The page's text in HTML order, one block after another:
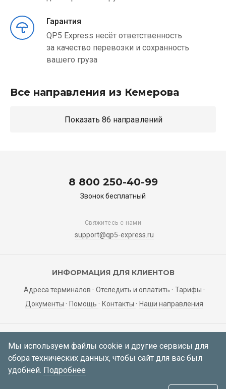
Гарантия
QP5 Express несёт ответственность
за качество перевозки и сохранность
вашего груза
Все направления из Кемерова
Показать 86 направлений
8 800 250-40-99
Звонок бесплатный
Свяжитесь с нами
support@qp5-express.ru
ИНФОРМАЦИЯ ДЛЯ КЛИЕНТОВ
Адреса терминалов Отследить и оплатить
Тарифы
Документы
Помощь Контакты Наши направления
ЛИЧНЫЙ КАБИНЕТ
Мои заявки Регистрация Вход
Мы используем файлы cookie и другие сервисы для
сбора технических данных, чтобы сайт для вас был
удобней. Подробнее